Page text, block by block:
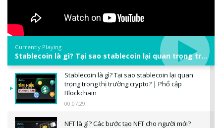
Currently Playing
Stablecoin là gì? Tại sao stablecoin lại quan trọng trong thị trường crypto? | Phổ cập Blockchain
Stablecoin là gì? Tại sao stablecoin lại quan
trọng trong thị trường crypto? | Phổ cập
Blockchain
00:07:29
NFT là gì? Các bước tạo NFT cho người mới?